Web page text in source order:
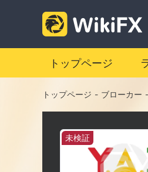
トップページ
トップページ - ブローカー -
未検証
1
2
3
4
50